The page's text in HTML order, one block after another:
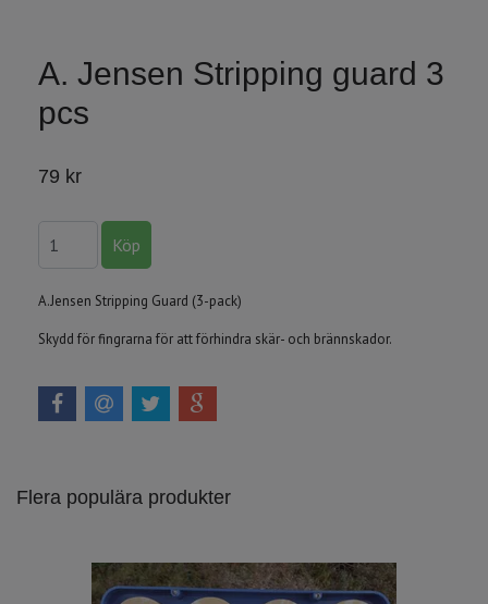
A. Jensen Stripping guard 3
pcs
79 kr
A.Jensen Stripping Guard (3-pack)
Skydd för fingrarna för att förhindra skär- och brännskador.
Flera populära produkter